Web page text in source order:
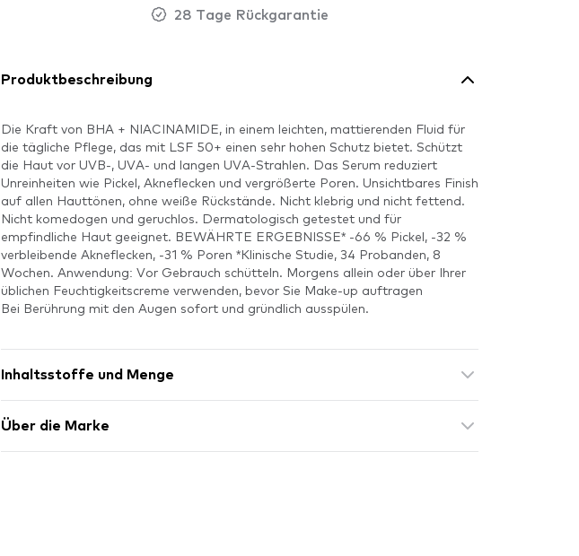
28 Tage Rückgarantie
Produktbeschreibung
Die Kraft von BHA + NIACINAMIDE, in einem leichten, mattierenden Fluid für
die tägliche Pflege, das mit LSF 50+ einen sehr hohen Schutz bietet. Schützt
die Haut vor UVB-, UVA- und langen UVA-Strahlen. Das Serum reduziert
Unreinheiten wie Pickel, Akneflecken und vergrößerte Poren. Unsichtbares Finish
auf allen Hauttönen, ohne weiße Rückstände. Nicht klebrig und nicht fettend.
Nicht komedogen und geruchlos. Dermatologisch getestet und für
empfindliche Haut geeignet. BEWÄHRTE ERGEBNISSE* -66 % Pickel, -32 %
verbleibende Akneflecken, -31 % Poren *Klinische Studie, 34 Probanden, 8
Wochen. Anwendung: Vor Gebrauch schütteln. Morgens allein oder über Ihrer
üblichen Feuchtigkeitscreme verwenden, bevor Sie Make-up auftragen
Bei Berührung mit den Augen sofort und gründlich ausspülen.
Inhaltsstoffe und Menge
Über die Marke